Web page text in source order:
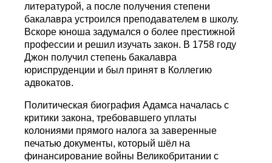
литературой, а после получения степени
бакалавра устроился преподавателем в школу.
Вскоре юноша задумался о более престижной
профессии и решил изучать закон. В 1758 году
Джон получил степень бакалавра
юриспруденции и был принят в Коллегию
адвокатов.
Политическая биография Адамса началась с
критики закона, требовавшего уплаты
колониями прямого налога за заверенные
печатью документы, который шёл на
финансирование войны Великобритании с